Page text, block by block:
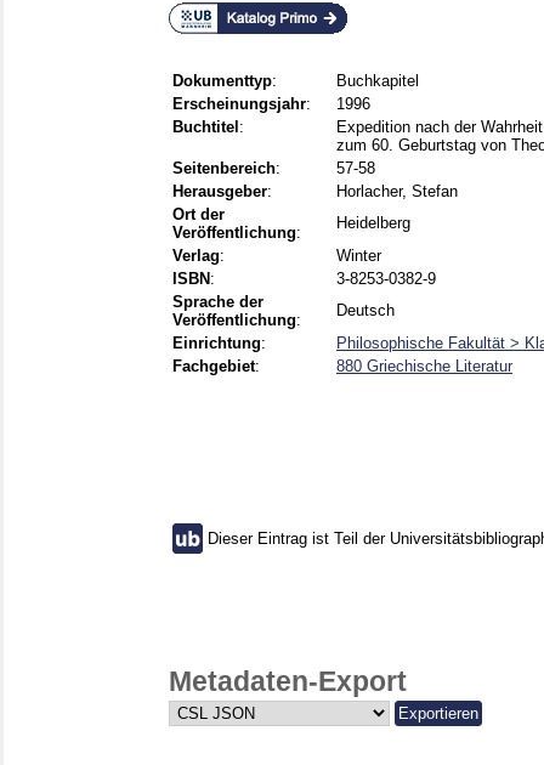
Dokumenttyp:
Buchkapitel
Erscheinungsjahr:
1996
Buchtitel :
Expedition nach der
zum 60. Geburtstag von
Seitenbereich:
57-58
Herausgeber:
Horlacher, Stefan
Ort der
Veröffentlichung:
Heidelberg
Verlag:
Winter
ISBN :
3-8253-0382-9
Sprache der
Veröffentlichung:
Deutsch
Einrichtung:
Philosophische Fakultät >
Fachgebiet: 880 Griechische Literatur
Dieser Eintrag ist Teil der
Metadaten-Export